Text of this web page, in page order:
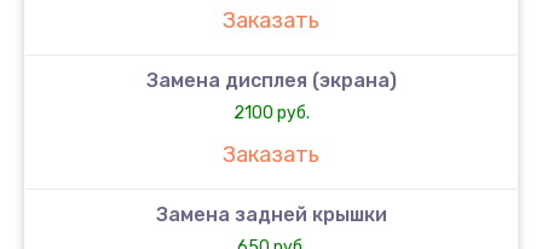
Заказать
Замена дисплея (экрана)
2100 руб.
Заказать
Замена задней крышки